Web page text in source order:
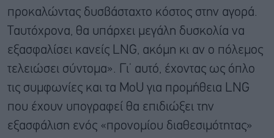
προκαλώντας δυσβάσταχτο κόστος στην αγορά.
Ταυτόχρονα, θα υπάρχει μεγάλη δυσκολία να
εξασφαλίσει κανείς LNG, ακόμη κι αν ο πόλεμος
τελειώσει σύντομα». Γι’ αυτό, έχοντας ως όπλο
τις συμφωνίες και τα MoU για προμήθεια LNG
που έχουν υπογραφεί θα επιδιώξει την
εξασφάλιση ενός «προνομίου διαθεσιμότητας»